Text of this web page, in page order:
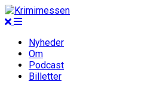
Nyheder
Om
Podcast
Billetter